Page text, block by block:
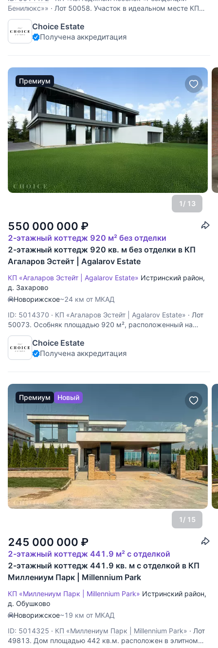
Бенилюкс»» · Лот 50058. Участок в идеальном месте КП
«Резиденции Бенилюкс», на котором вы сможете
построить дом мечты для себя или реализовать
девелоперский проект.Это не просто коттеджный посёлок
Choice Estate
Получена аккредитация
Премиум
1/ 13
550 000 000 ₽
2-этажный коттедж 920 м² без отделки
2-этажный коттедж 920 кв. м без отделки в КП
Агаларов Эстейт | Agalarov Estate
КП «Агаларов Эстейт | Agalarov Estate» Истринский район,
д. Захарово
Новорижское~24 км от МКАД
ID: 5014370 · КП «Агаларов Эстейт | Agalarov Estate» · Лот
50073. Особняк площадью 920 м², расположенный на
живописном участке в 21,64 сотки в эксклюзивном
коттеджном посёлке Agalarov Estate, предлагает
беспрецедентное пространство для реализации ваших
Choice Estate
Получена аккредитация
Премиум Новый
1/ 15
245 000 000 ₽
2-этажный коттедж 441.9 м² с отделкой
2-этажный коттедж 441.9 кв. м с отделкой в КП
Миллениум Парк | Millennium Park
КП «Миллениум Парк | Millennium Park» Истринский район,
д. Обушково
Новорижское~19 км от МКАД
ID: 5014325 · КП «Миллениум Парк | Millennium Park» · Лот
49813. Дом площадью 442 кв.м. расположен в элитном